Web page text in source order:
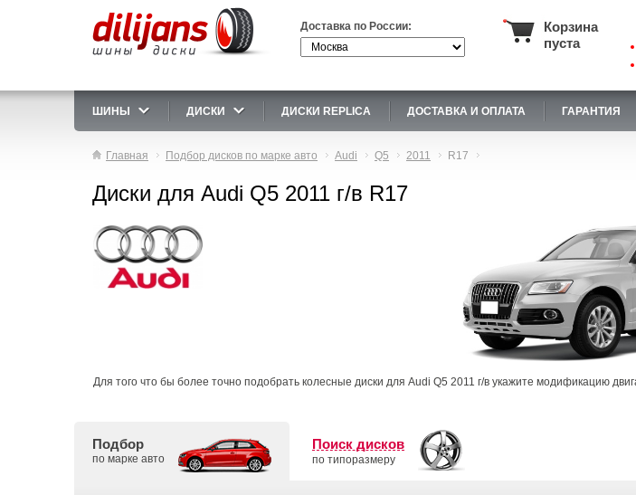
Доставка по России:
Корзина
пуста
ШИНЫ ДИСКИ ДИСКИ REPLICA ДОСТАВКА И ОПЛАТА ГАРАНТИЯ
Главная Подбор дисков по марке авто Audi Q5 2011 R17
Диски для Audi Q5 2011 г/в R17
Для того что бы более точно подобрать колесные диски для Audi Q5 2011 г/в укажите модификацию
Подбор
по марке авто
Поиск дисков
по типоразмеру